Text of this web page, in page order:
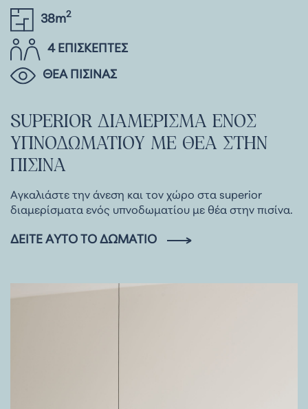
38m2
4 ΕΠΙΣΚΕΠΤΕΣ
ΘΕΑ ΠΙΣΙΝΑΣ
SUPERIOR ΔΙΑΜΕΡΙΣΜΑ ΕΝΟΣ
ΥΠΝΟΔΩΜΑΤΙΟΥ ΜΕ ΘΕΑ ΣΤΗΝ
ΠΙΣΙΝΑ
Αγκαλιάστε την άνεση και τον χώρο στα superior
διαμερίσματα ενός υπνοδωματίου με θέα στην πισίνα.
ΔΕΊΤΕ ΑΥΤΌ ΤΟ ΔΩΜΆΤΙΟ